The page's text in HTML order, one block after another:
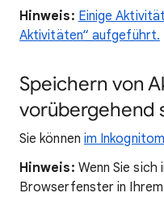
Hinweis: Einige
Aktivitäten“ aufgeführt.
Speichern von
vorübergehend
Sie können im
Hinweis: Wenn Sie sich
Browserfenster in